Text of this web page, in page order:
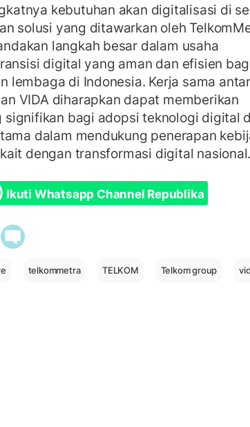
kebutuhan akan digitalisasi di
solusi yang ditawarkan oleh
langkah besar dalam usaha
digital yang aman dan efisien
lembaga di Indonesia. Kerja sama
VIDA diharapkan dapat memberikan
signifikan bagi adopsi teknologi digital
dalam mendukung penerapan
dengan transformasi digital nasional.
Ikuti Whatsapp Channel Republika
telkommetra TELKOM Telkom group